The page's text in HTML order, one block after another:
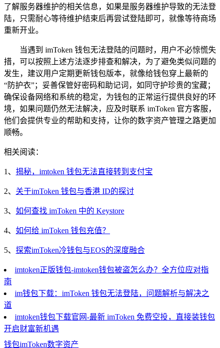
了解服务器维护的相关信息，如果是服务器维护导致的无法登
陆，只需耐心等待维护结束后再尝试登陆即可，就像等待商场
重新开业。
当遇到 imToken 钱包无法登陆的问题时，用户不必惊慌失
措，可以按照上述方法逐步排查和解决，为了避免类似问题的
发生，建议用户定期更新钱包版本，就像给钱包穿上最新的
“防护衣”；妥善保管好密码和助记词，如同守护珍贵的宝藏；
确保设备网络和系统的稳定，为钱包的正常运行提供良好的环
境，如果问题仍然无法解决，应及时联系 imToken 官方客服，
他们会提供专业的帮助和支持，让你的数字资产管理之路更加
顺畅。
相关阅读：
1、 揭秘，imtoken 钱包无法直接转到支付宝
2、 关于imToken 钱包与香港 ID的探讨
3、 如何查找 imToken 中的 Keystore
4、 如何给 imToken 钱包充值？
5、 探索imToken冷钱包与EOS的深度融合
imtoken正版钱包-imtoken钱包被盗怎么办？全方位应对指
南
im钱包下载：imToken 钱包无法登陆，问题解析与解决之
道
imtoken钱包下载官网-最新 imToken 免费空投，直接装钱包
开启财富新机遇
钱包imToken数字资产